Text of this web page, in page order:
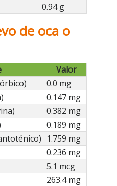
0.94 g
de oca o
Valor
0.0 mg
0.147 mg
0.382 mg
0.189 mg
1.759 mg
0.236 mg
5.1 mcg
263.4 mg